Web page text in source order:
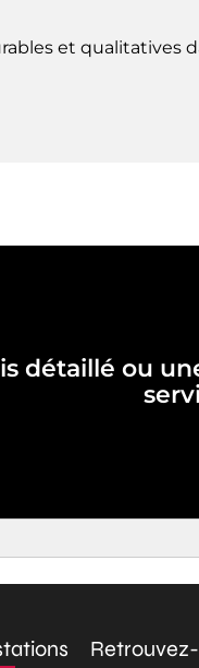
et qualitatives
détaillé ou
Retrouvez-